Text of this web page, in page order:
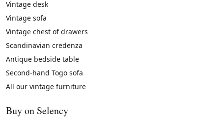
Vintage desk
Vintage sofa
Vintage chest of drawers
Scandinavian credenza
Antique bedside table
Second-hand Togo sofa
All our vintage furniture
Buy on Selency